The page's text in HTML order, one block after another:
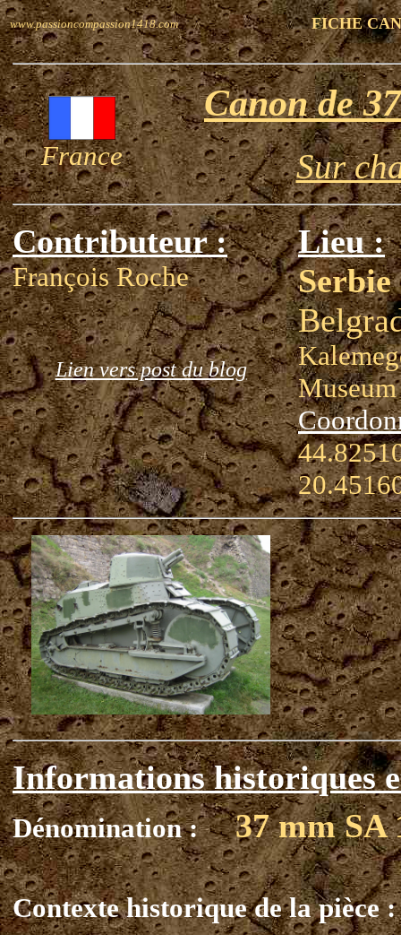
www.passioncompassion1418.com FICHE
France
Canon de
Sur
Contributeur :
François Roche
Lien vers post du blog
Lieu :
Serbie
Museum
Informations historiques
Dénomination : 37 mm SA
Contexte historique de la pièce :